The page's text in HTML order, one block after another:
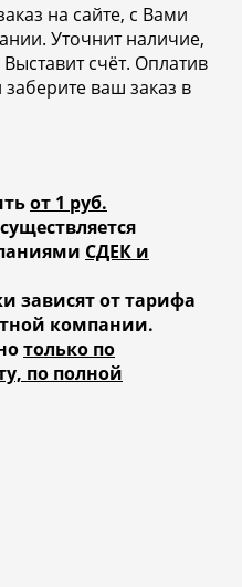
на сайте, с Вами
Уточнит наличие,
счёт. Оплатив
заберите ваш заказ в
от 1 руб.
СДЕК и
зависят от тарифа
компании.
только по
по полной